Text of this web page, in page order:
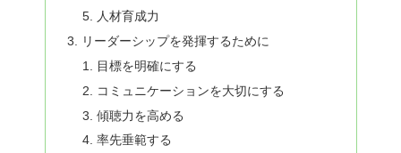
人材育成力
リーダーシップを発揮するために
目標を明確にする
コミュニケーションを大切にする
傾聴力を高める
率先垂範する